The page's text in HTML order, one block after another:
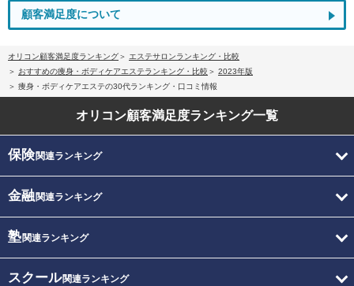
顧客満足度について
オリコン顧客満足度ランキング
エステサロンランキング・比較
おすすめの痩身・ボディケアエステランキング・比較
2023年版
痩身・ボディケアエステの30代ランキング・口コミ情報
オリコン顧客満足度ランキング一覧
保険関連ランキング
金融関連ランキング
塾関連ランキング
スクール関連ランキング